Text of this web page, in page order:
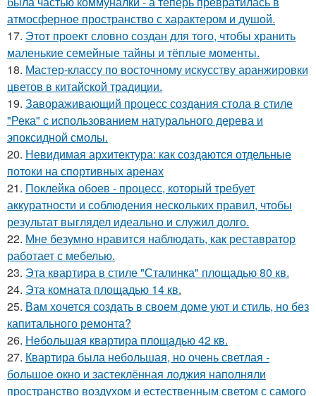
атмосферное пространство с характером и душой.
17. Этот проект словно создан для того, чтобы хранить
маленькие семейные тайны и тёплые моменты.
18. Мастер-классу по восточному искусству аранжировки
цветов в китайской традиции.
19. Завораживающий процесс создания стола в стиле
"Река" с использованием натурального дерева и
эпоксидной смолы.
20. Невидимая архитектура: как создаются отдельные
потоки на спортивных аренах
21. Поклейка обоев - процесс, который требует
аккуратности и соблюдения нескольких правил, чтобы
результат выглядел идеально и служил долго.
22. Мне безумно нравится наблюдать, как реставратор
работает с мебелью.
23. Эта квартира в стиле "Сталинка" площадью 80 кв.
24. Эта комната площадью 14 кв.
25. Вам хочется создать в своем доме уют и стиль, но без
капитального ремонта?
26. Небольшая квартира площадью 42 кв.
27. Квартира была небольшая, но очень светлая -
большое окно и застеклённая лоджия наполняли
пространство воздухом и естественным светом с самого